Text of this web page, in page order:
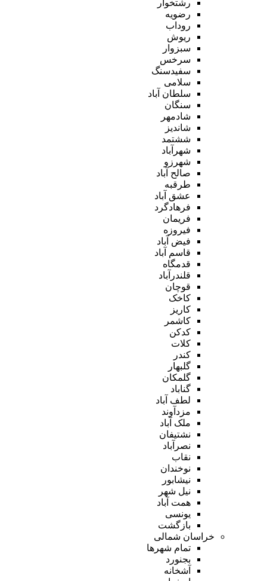
رشتخوار
رضویه
روداب
ریوش
سبزوار
سرخس
سفیدسنگ
سلامی
سلطان آباد
سنگان
شادمهر
شاندیز
ششتمد
شهرآباد
شهرزو
صالح آباد
طرقبه
عشق آباد
فرهادگرد
فریمان
فیروزه
فیض آباد
قاسم آباد
قدمگاه
قلندرآباد
قوچان
کاخک
کاریز
کاشمر
کدکن
کلات
کندر
گلبهار
گلمکان
گناباد
لطف آباد
مزدآوند
ملک آباد
نشتیفان
نصرآباد
نقاب
نوخندان
نیشابور
نیل شهر
همت آباد
یونسی
بازگشت
خراسان شمالی
تمام شهر‌ها
بجنورد
آشخانه